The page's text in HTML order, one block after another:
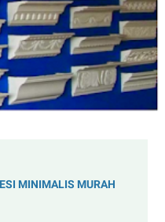
MINIMALIS MURAH